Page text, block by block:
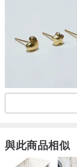
-由於產品的特性，在
此外，由於直接處理小
會非常小心，但是請注
-通常，如果在適當的環
會變色。但是，在加
與此商品相似